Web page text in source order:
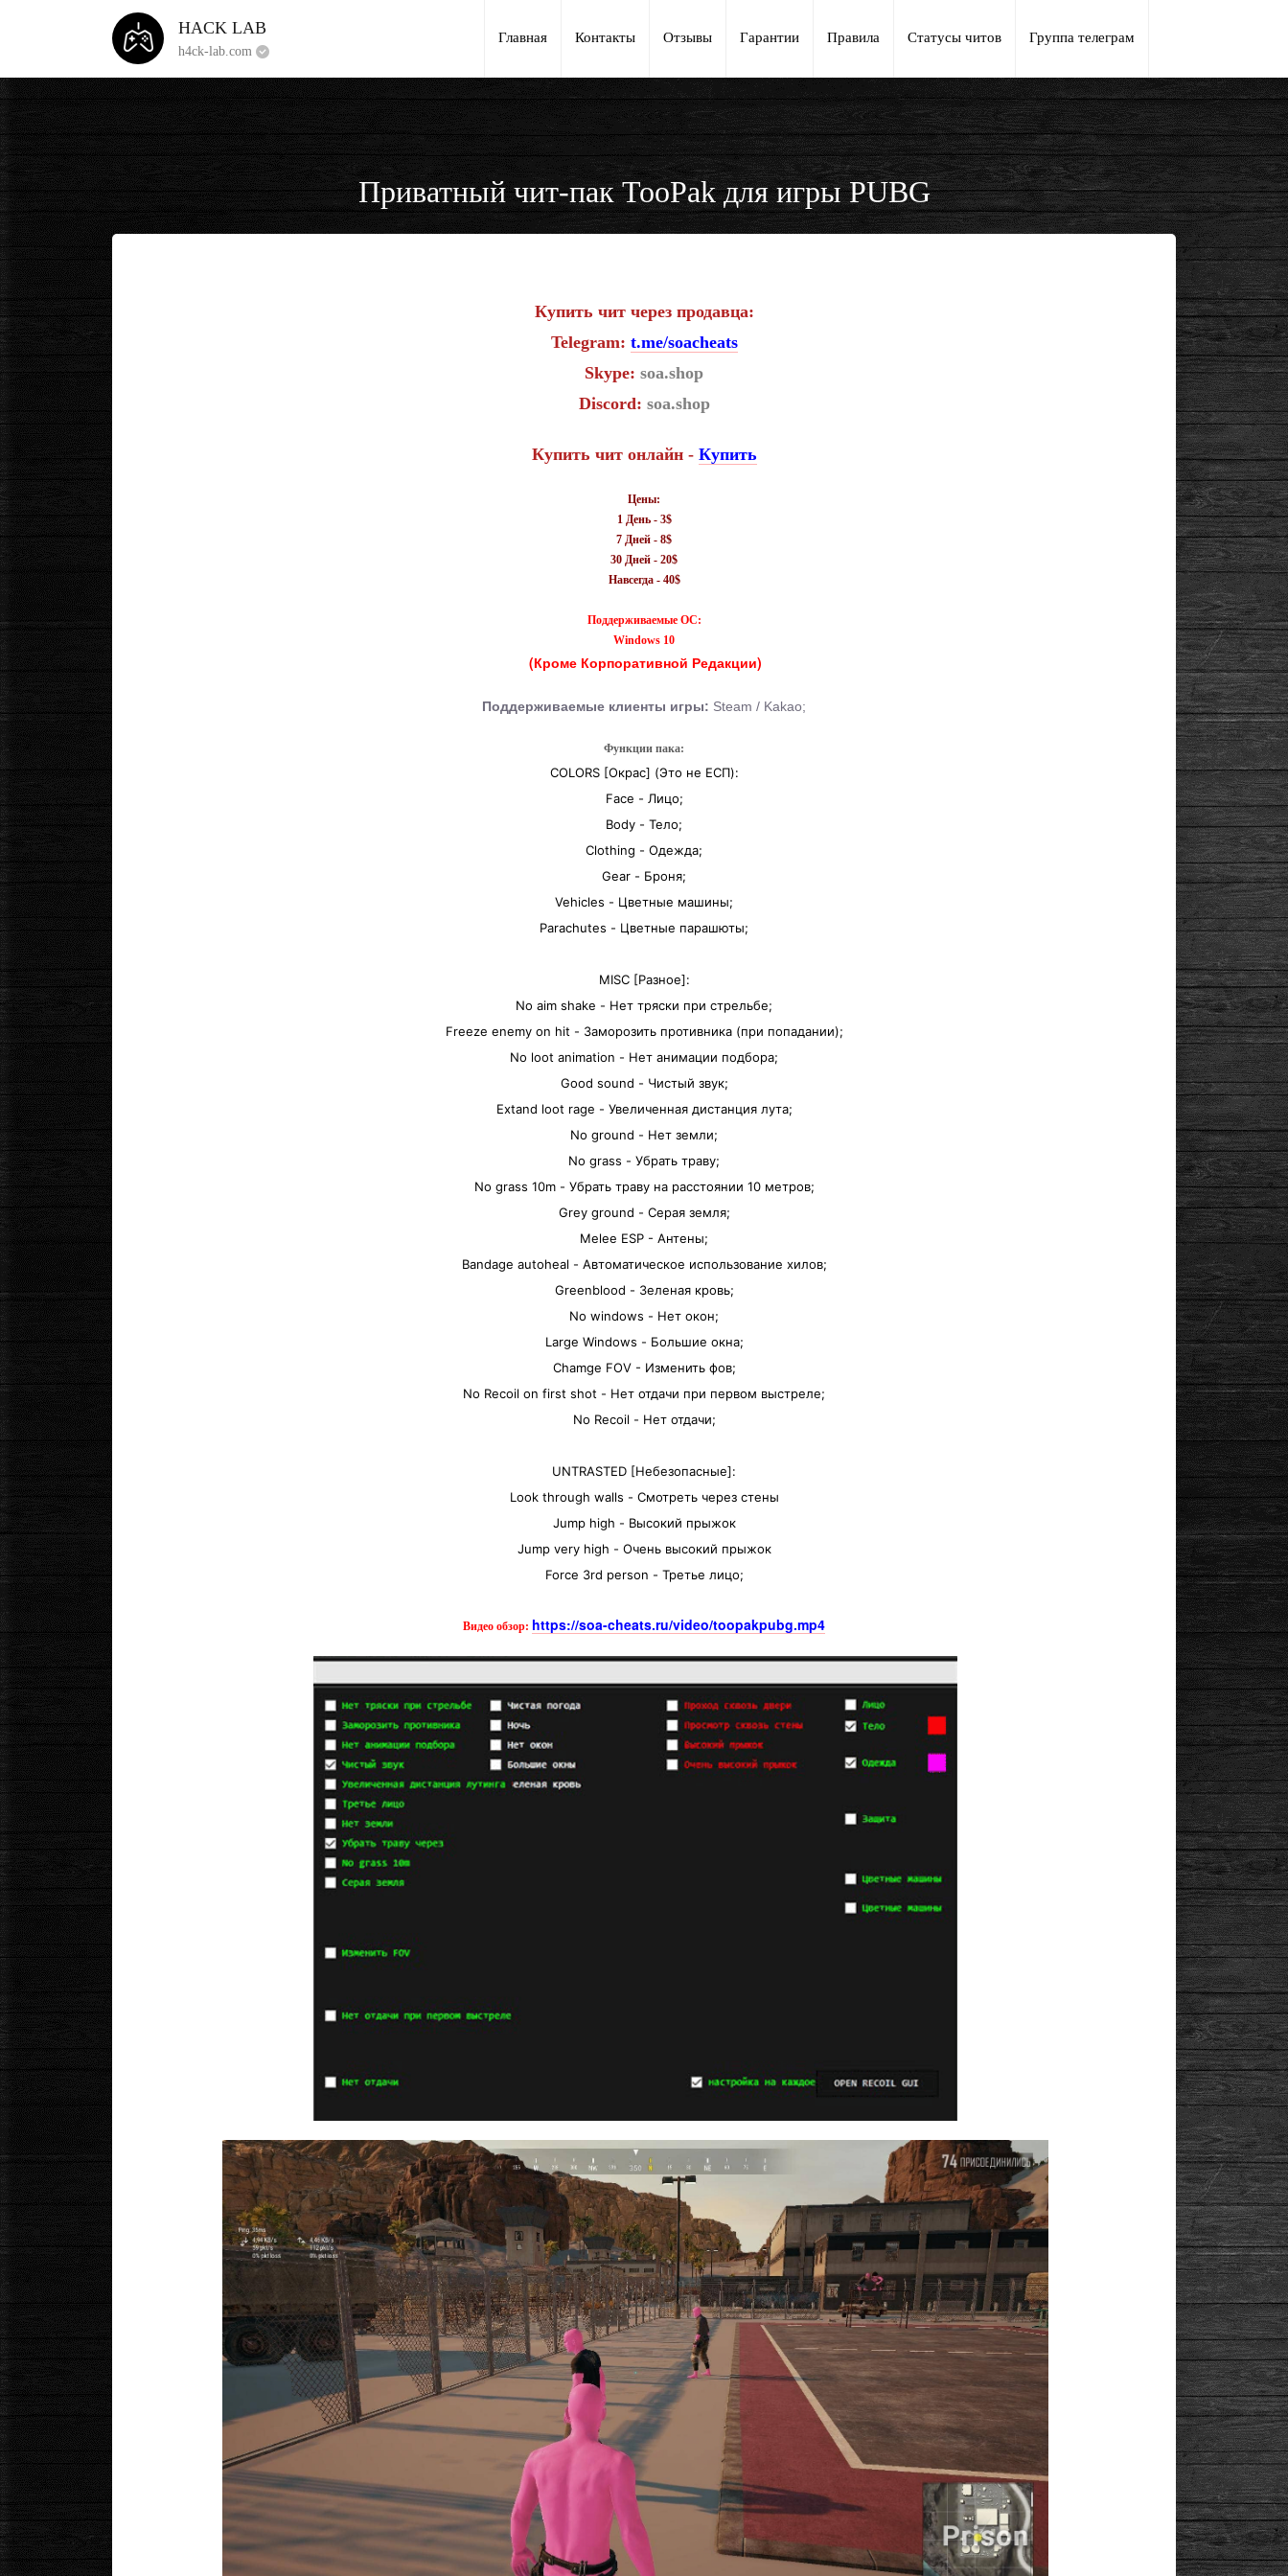
HACK LAB
h4ck-lab.com
Главная Контакты Отзывы Гарантии Правила Статусы читов Группа телеграм
Приватный чит-пак TooPak для игры PUBG
Купить чит через продавца:
Telegram: t.me/soacheats
Skype: soa.shop
Discord: soa.shop
Купить чит онлайн - Купить
Цены:
1 День - 3$
7 Дней - 8$
30 Дней - 20$
Навсегда - 40$
Поддерживаемые ОС:
Windows 10
(Кроме Корпоративной Редакции)
Поддерживаемые клиенты игры: Steam / Kakao;
Функции пака:
COLORS [Окрас] (Это не ЕСП):
Face - Лицо;
Body - Тело;
Clothing - Одежда;
Gear - Броня;
Vehicles - Цветные машины;
Parachutes - Цветные парашюты;
MISC [Разное]:
No aim shake - Нет тряски при стрельбе;
Freeze enemy on hit - Заморозить противника (при попадании);
No loot animation - Нет анимации подбора;
Good sound - Чистый звук;
Extand loot rage - Увеличенная дистанция лута;
No ground - Нет земли;
No grass - Убрать траву;
No grass 10m - Убрать траву на расстоянии 10 метров;
Grey ground - Серая земля;
Melee ESP - Антены;
Bandage autoheal - Автоматическое использование хилов;
Greenblood - Зеленая кровь;
No windows - Нет окон;
Large Windows - Большие окна;
Chamge FOV - Изменить фов;
No Recoil on first shot - Нет отдачи при первом выстреле;
No Recoil - Нет отдачи;
UNTRASTED [Небезопасные]:
Look through walls - Смотреть через стены
Jump high - Высокий прыжок
Jump very high - Очень высокий прыжок
Force 3rd person - Третье лицо;
Видео обзор: https://soa-cheats.ru/video/toopakpubg.mp4